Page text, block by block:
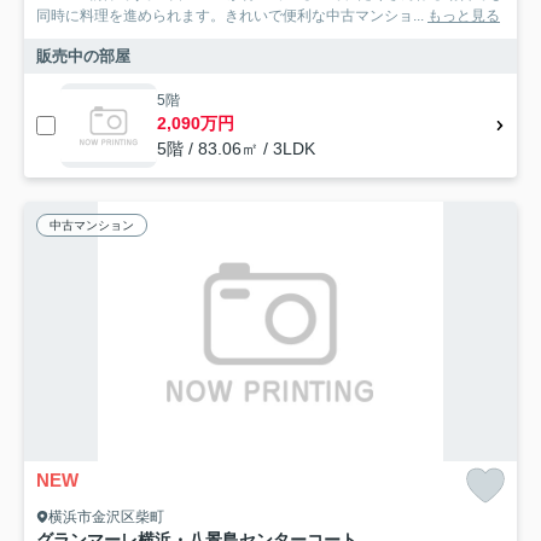
同時に料理を進められます。きれいで便利な中古マンショ... もっと見る
販売中の部屋
5階
2,090万円
5階 / 83.06㎡ / 3LDK
中古マンション
NEW
横浜市金沢区柴町